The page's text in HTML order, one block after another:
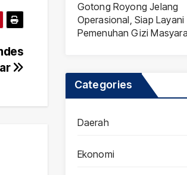
Gotong Royong Jelang
Operasional, Siap Layani
Pemenuhan Gizi
Categories
Daerah
Ekonomi